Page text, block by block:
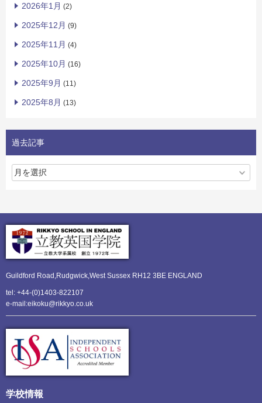
2026年1月 (2)
2025年12月 (9)
2025年11月 (4)
2025年10月 (16)
2025年9月 (11)
2025年8月 (13)
過去記事
Guildford Road,Rudgwick, West Sussex RH12 3BE ENGLAND
tel: +44-(0)1403-822107
e-mail:eikoku@rikkyo.co.uk
学校情報